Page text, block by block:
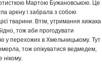
Мартою Бужановською. Це
арену і забрала з собою
тварини. Втім, утримання хижака
тож аби прогодувати
перехожих в Хмельницькому. Тут
тож опікуватися ведмедем,
нікому.